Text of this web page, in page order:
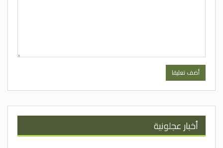
أخبار عجلونية